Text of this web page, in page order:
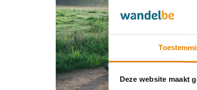
Deze website maakt